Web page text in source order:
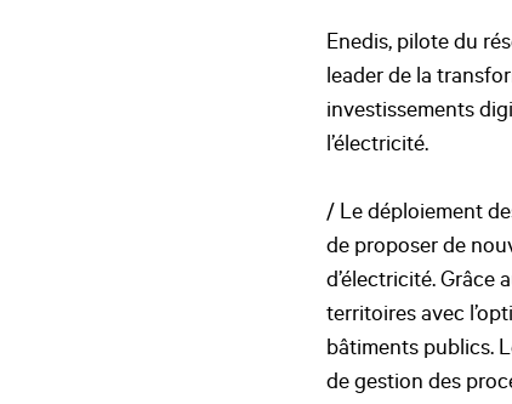
Enedis, pilote du
leader de la
investissements
l’électricité.
/ Le déploiement
de proposer de
d’électricité. Grâce
territoires avec
bâtiments publics.
de gestion des